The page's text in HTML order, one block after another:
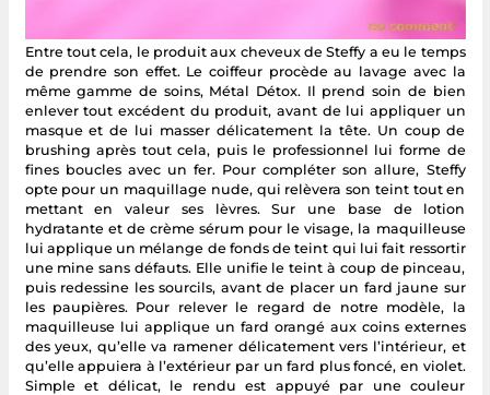
Entre tout cela, le produit aux cheveux de Steffy a eu le temps
de prendre son effet. Le coiffeur procède au lavage avec la
même gamme de soins, Métal Détox. Il prend soin de bien
enlever tout excédent du produit, avant de lui appliquer un
masque et de lui masser délicatement la tête. Un coup de
brushing après tout cela, puis le professionnel lui forme de
fines boucles avec un fer. Pour compléter son allure, Steffy
opte pour un maquillage nude, qui relèvera son teint tout en
mettant en valeur ses lèvres. Sur une base de lotion
hydratante et de crème sérum pour le visage, la maquilleuse
lui applique un mélange de fonds de teint qui lui fait ressortir
une mine sans défauts. Elle unifie le teint à coup de pinceau,
puis redessine les sourcils, avant de placer un fard jaune sur
les paupières. Pour relever le regard de notre modèle, la
maquilleuse lui applique un fard orangé aux coins externes
des yeux, qu’elle va ramener délicatement vers l’intérieur, et
qu’elle appuiera à l’extérieur par un fard plus foncé, en violet.
Simple et délicat, le rendu est appuyé par une couleur